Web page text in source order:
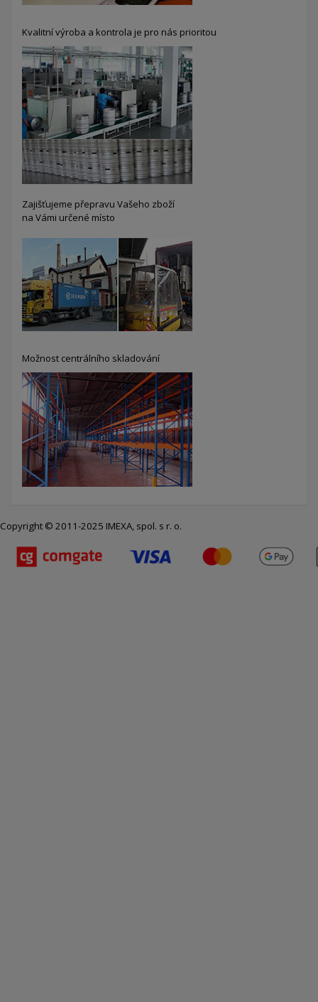
Kvalitní výroba a kontrola je pro nás prioritou
Zajišťujeme přepravu Vašeho zboží
na Vámi určené místo
Možnost centrálního skladování
Copyright © 2011-2025 IMEXA, spol. s r. o.